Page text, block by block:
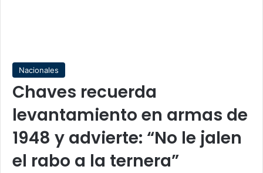
Nacionales
Chaves recuerda
levantamiento en armas de
1948 y advierte: “No le jalen
el rabo a la ternera”